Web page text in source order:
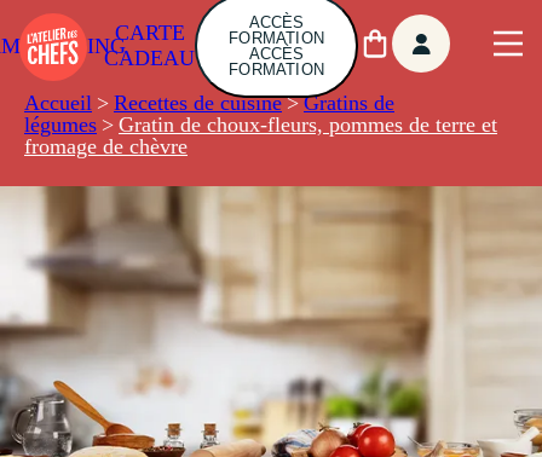
CARTE
CADEAU
ACCÈS
FORMATION
ACCÈS
FORMATION
Accueil > Recettes de cuisine > Gratins de
légumes > Gratin de choux-fleurs, pommes de terre et
fromage de chèvre